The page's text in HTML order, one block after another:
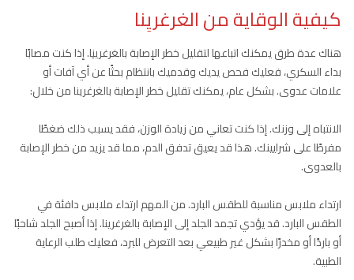
كيفية الوقاية من الغرغريِنا
هناك عدة طرق يمكنك اتباعها لتقليل خطر الإصابة بالغرغرينِا. إذا كنت مصابًا
بداء السكري، فعليك فحص يديك وقدميك بانتظام بحثًا عن أي آفات أو
علامات عدوى. بشكل عام، يمكنك تقليل خطر الإصابة بالغرغرينا من خلال:
الانتباه إلى وزنك. إذا كنت تعاني من زيادة الوزن، فقد يسبب ذلك ضغطًا
مفرطًا على شرايينك. هذا قد يعيق تدفق الدم، مما قد يزيد من خطر الإصابة
بالعدوى.
ارتداء ملابس مناسبة للطقس البارد. من المهم ارتداء ملابس دافئة في
الطقس البارد. قد يؤدي تجمد الجلد إلى الإصابة بالغرغرينا. إذا أصبح الجلد شاحبًا
أو باردًا أو مخدرًا بشكل غير طبيعي بعد التعرض للبرد، فعليك طلب الرعاية
الطبية.